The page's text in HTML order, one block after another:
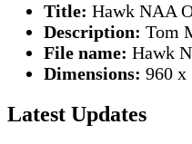
Title: Hawk NAA
Description: Tom
File name: Hawk
Dimensions: 960 x
Latest Updates